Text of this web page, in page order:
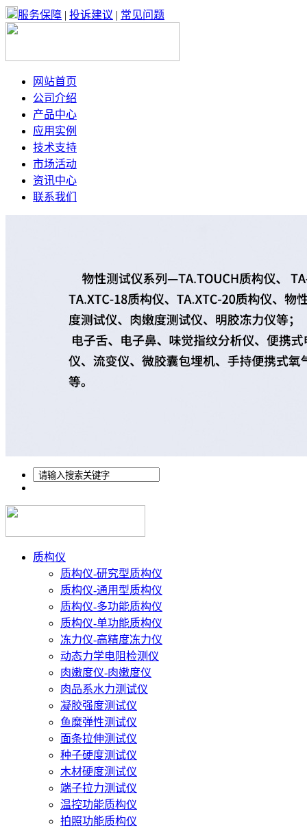
服务保障 | 投诉建议 | 常见问题
网站首页
公司介绍
产品中心
应用实例
技术支持
市场活动
资讯中心
联系我们
质构仪
质构仪-研究型质构仪
质构仪-通用型质构仪
质构仪-多功能质构仪
质构仪-单功能质构仪
冻力仪-高精度冻力仪
动态力学电阻检测仪
肉嫩度仪-肉嫩度仪
肉品系水力测试仪
凝胶强度测试仪
鱼糜弹性测试仪
面条拉伸测试仪
种子硬度测试仪
木材硬度测试仪
端子拉力测试仪
温控功能质构仪
拍照功能质构仪